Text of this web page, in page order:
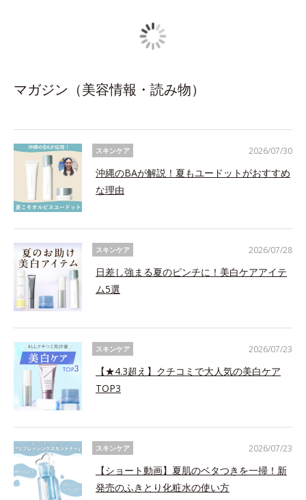
マガジン（美容情報・読み物）
スキンケア
沖縄のBAが解説！夏もユードットがおすすめ
な理由
2026/07/30
スキンケア
日差し強まる夏のピンチに！美白ケアアイテ
ム5選
2026/07/28
スキンケア
【★4.3超え】クチコミで大人気の美白ケア
TOP3
2026/07/23
スキンケア
【ショート動画】夏肌のベタつきを一掃！新
発売のふきとり化粧水の使い方
2026/07/23